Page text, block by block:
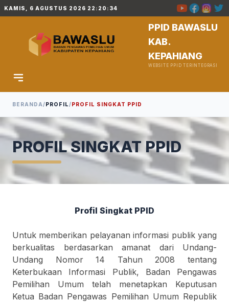
KAMIS, 6 AGUSTUS 2026 22:20:35
PPID BAWASLU
KAB.
KEPAHIANG
WEBSITE PPID TERINTEGRASI
BERANDA/PROFIL/PROFIL SINGKAT PPID
PROFIL SINGKAT PPID
Profil Singkat PPID
Untuk memberikan pelayanan informasi publik yang
berkualitas berdasarkan amanat dari Undang-
Undang Nomor 14 Tahun 2008 tentang
Keterbukaan Informasi Publik, Badan Pengawas
Pemilihan Umum telah menetapkan Keputusan
Ketua Badan Pengawas Pemilihan Umum Republik